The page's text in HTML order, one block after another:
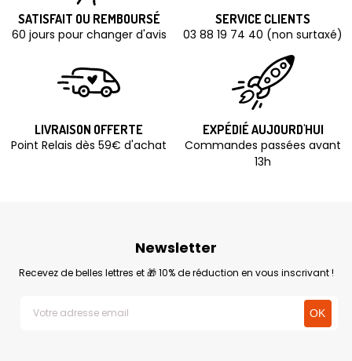
SATISFAIT OU REMBOURSÉ
60 jours pour changer d'avis
SERVICE CLIENTS
03 88 19 74 40 (non surtaxé)
LIVRAISON OFFERTE
Point Relais dès 59€ d'achat
EXPÉDIÉ AUJOURD'HUI
Commandes passées avant
13h
Newsletter
Recevez de belles lettres et 🎁 10% de réduction en vous inscrivant !